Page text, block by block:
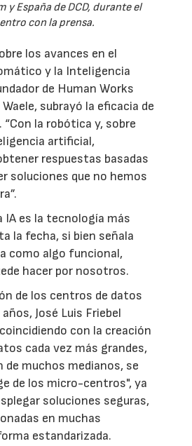
y España de DCD, durante el
con la prensa.
los avances en el
y la Inteligencia
de Human Works
subrayó la eficacia de
la robótica y, sobre
artificial,
respuestas basadas
soluciones que no hemos
IA es la tecnología más
la fecha, si bien señala
como algo funcional,
hacer por nosotros.
de los centros de datos
José Luis Friebel
con la creación
cada vez más grandes,
de muchos medianos, se
de los micro-centros", ya
soluciones seguras,
en muchas
estandarizada.